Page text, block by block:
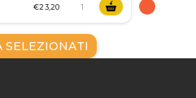
€23,20
SELEZIONATI